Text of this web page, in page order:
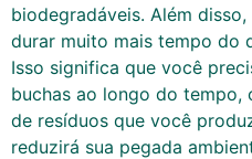
biodegradáveis. Além
durar muito mais tempo do
Isso significa que você
buchas ao longo do tempo,
de resíduos que você
reduzirá sua pegada